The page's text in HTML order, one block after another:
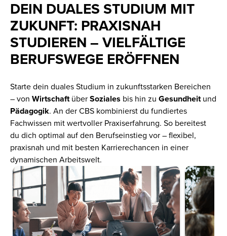
DEIN DUALES STUDIUM MIT
ZUKUNFT: PRAXISNAH
STUDIEREN – VIELFÄLTIGE
BERUFSWEGE ERÖFFNEN
Starte dein duales Studium in zukunftsstarken Bereichen
– von Wirtschaftüber Soziales bis hin zu Gesundheitund
Pädagogik. An der CBS kombinierst du fundiertes
Fachwissen mit wertvoller Praxiserfahrung. So bereitest
du dich optimal auf den Berufseinstieg vor – flexibel,
praxisnah und mit besten Karrierechancen in einer
dynamischen Arbeitswelt.